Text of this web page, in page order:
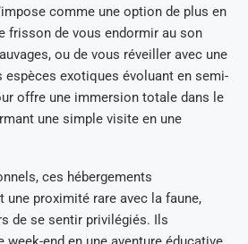
comme une option de plus en
frisson de vous endormir au son
ou de vous réveiller avec une
espèces exotiques évoluant en semi-
offre une immersion totale dans le
une simple visite en une
ces hébergements
proximité rare avec la faune,
de se sentir privilégiés. Ils